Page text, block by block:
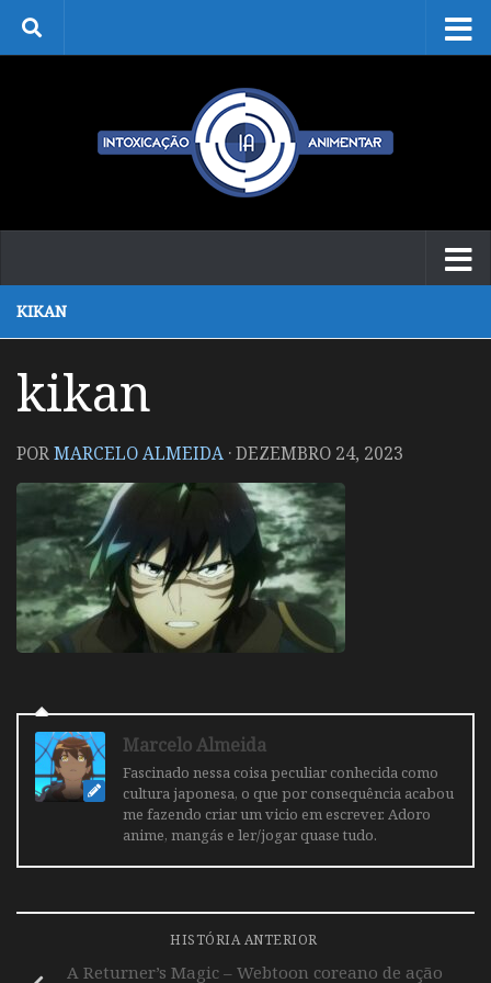
Skip to content
KIKAN
kikan
PORMARCELO ALMEIDA ·DEZEMBRO 24, 2023
Marcelo Almeida
Fascinado nessa coisa peculiar conhecida como
cultura japonesa, o que por consequência acabou
me fazendo criar um vicio em escrever. Adoro
anime, mangás e ler/jogar quase tudo.
HISTÓRIA ANTERIOR
A Returner’s Magic – Webtoon coreano de ação